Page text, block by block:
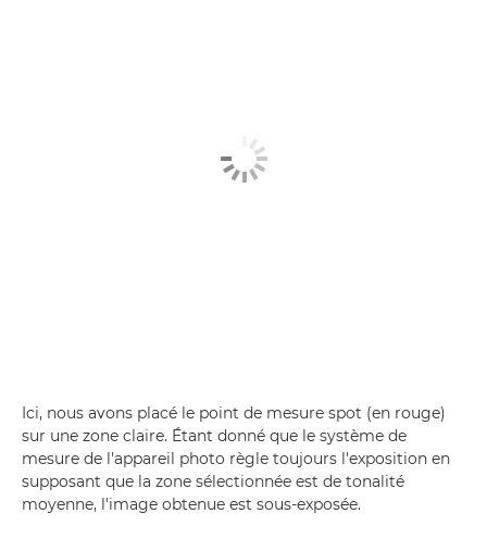
Ici, nous avons placé le point de mesure spot (en rouge)
sur une zone claire. Étant donné que le système de
mesure de l'appareil photo règle toujours l'exposition en
supposant que la zone sélectionnée est de tonalité
moyenne, l'image obtenue est sous-exposée.